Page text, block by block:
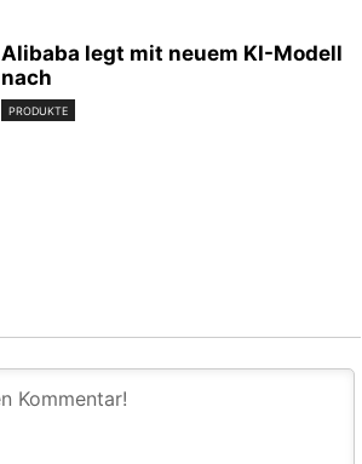
Alibaba legt mit neuem KI-Modell
nach
PRODUKTE